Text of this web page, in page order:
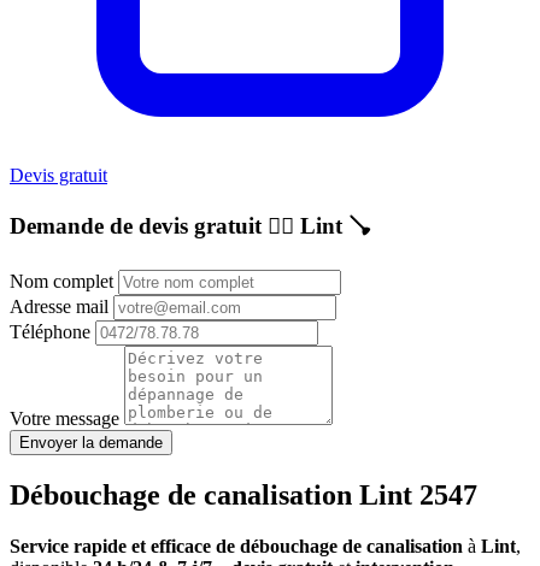
Devis gratuit
Demande de devis gratuit 👷‍♂️ Lint 🪠
Nom complet
Adresse mail
Téléphone
Votre message
Envoyer la demande
Débouchage de canalisation Lint 2547
Service rapide et efficace de débouchage de canalisation à Lint,